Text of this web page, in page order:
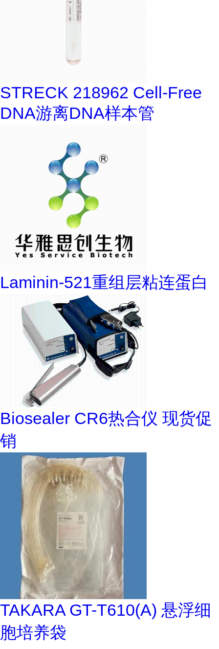
STRECK 218962 Cell-Free
DNA游离DNA样本管
Laminin-521重组层粘连蛋白
Biosealer CR6热合仪 现货促
销
TAKARA GT-T610(A) 悬浮细
胞培养袋